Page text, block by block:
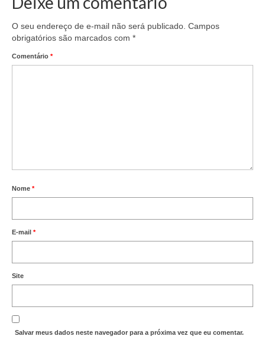
O seu endereço de e-mail não será publicado. Campos
obrigatórios são marcados com *
Comentário *
Nome *
E-mail *
Site
Salvar meus dados neste navegador para a próxima vez que eu comentar.